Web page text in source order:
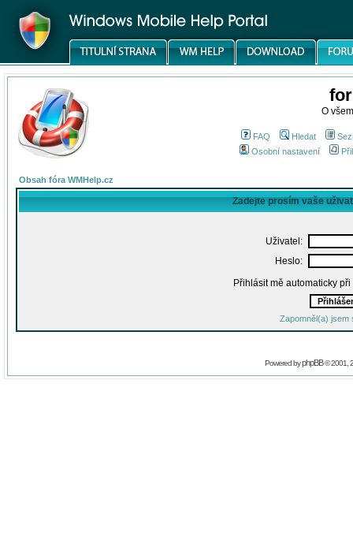
O
FAQ Hledat
Osobní nastavení
Obsah fóra WMHelp.cz
Zadejte prosím vaše
Uživatel:
Heslo:
Přihlásit mě automaticky
Zapomněl(a) jsem
Powered byphpBB© 2001,